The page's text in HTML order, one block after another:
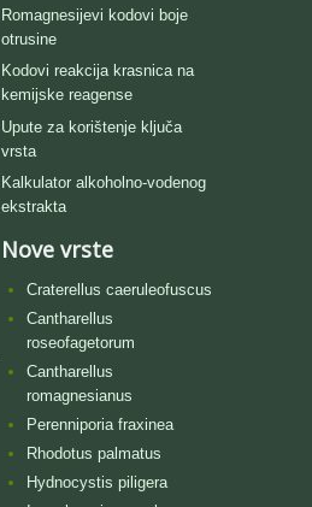
Romagnesijevi kodovi boje
otrusine
Kodovi reakcija krasnica na
kemijske reagense
Upute za korištenje ključa
vrsta
Kalkulator alkoholno-vodenog
ekstrakta
Nove vrste
Craterellus caeruleofuscus
Cantharellus
roseofagetorum
Cantharellus
romagnesianus
Perenniporia fraxinea
Rhodotus palmatus
Hydnocystis piligera